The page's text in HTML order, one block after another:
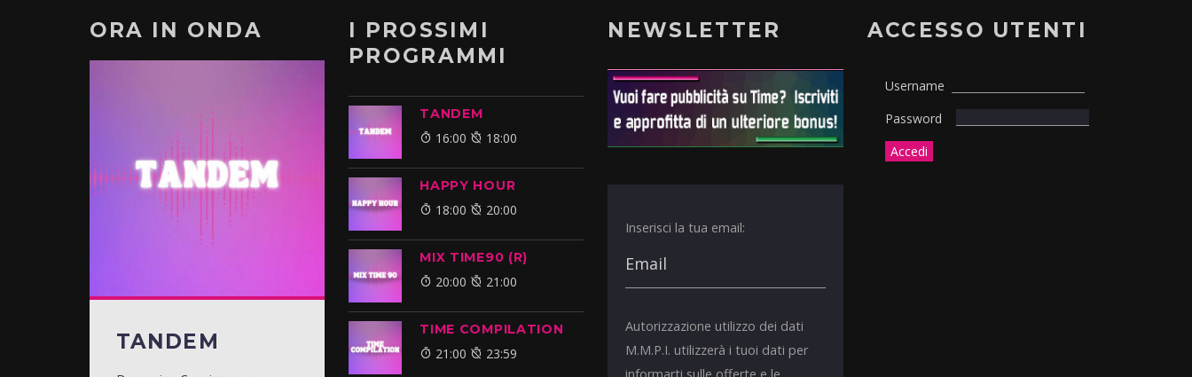
ORA IN ONDA
TANDEM
I PROSSIMI
PROGRAMMI
TANDEM
16:00 18:00
HAPPY HOUR
18:00 20:00
MIX TIME90 (R)
20:00 21:00
TIME COMPILATION
21:00 23:59
NEWSLETTER
Inserisci la tua email:
Autorizzazione utilizzo dei dati
M.M.P.I. utilizzerà i tuoi dati per
informarti sulle offerte e le
ACCESSO UTENTI
Username
Password